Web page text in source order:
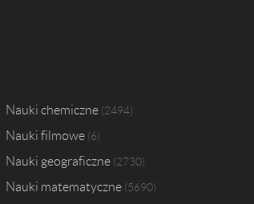
Nauki chemiczne 2494
Nauki filmowe 6
Nauki geograficzne 2730
Nauki matematyczne 5690